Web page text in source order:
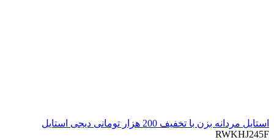
استایل مردانه بزن با تخفیف 200 هزار تومانی دیجی استایل
RWKHJ245F